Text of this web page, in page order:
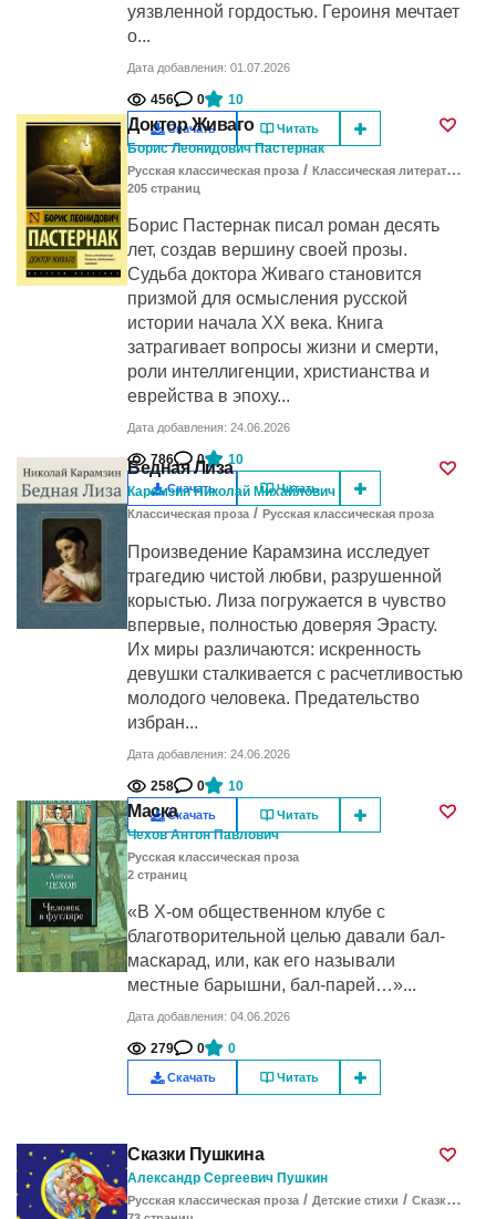
уязвленной гордостью. Героиня мечтает
о...
Дата добавления: 01.07.2026
456 0 10
Скачать Читать
Доктор Живаго
Борис Леонидович Пастернак
Русская классическая проза / Классическая литература
205 cтраниц
Борис Пастернак писал роман десять
лет, создав вершину своей прозы.
Судьба доктора Живаго становится
призмой для осмысления русской
истории начала XX века. Книга
затрагивает вопросы жизни и смерти,
роли интеллигенции, христианства и
еврейства в эпоху...
Дата добавления: 24.06.2026
786 0 10
Скачать Читать
Бедная Лиза
Карамзин Николай Михайлович
Классическая проза / Русская классическая проза
Произведение Карамзина исследует
трагедию чистой любви, разрушенной
корыстью. Лиза погружается в чувство
впервые, полностью доверяя Эрасту.
Их миры различаются: искренность
девушки сталкивается с расчетливостью
молодого человека. Предательство
избран...
Дата добавления: 24.06.2026
258 0 10
Скачать Читать
Маска
Чехов Антон Павлович
Русская классическая проза
2 cтраниц
«В Х-ом общественном клубе с
благотворительной целью давали бал-
маскарад, или, как его называли
местные барышни, бал-парей…»...
Дата добавления: 04.06.2026
279 0 0
Скачать Читать
Сказки Пушкина
Александр Сергеевич Пушкин
Русская классическая проза / Детские стихи / Сказки /